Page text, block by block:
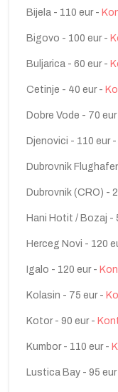
Bijela - 110 eur -
Bigovo - 100 eur -
Buljarica - 60 eur -
Cetinje - 40 eur -
Dobre Vode - 70 eur
Djenovici - 110 eur -
Dubrovnik
Dubrovnik (CRO) -
Hani Hotit / Bozaj -
Herceg Novi - 120
Igalo - 120 eur -
Kolasin - 75 eur -
Kotor - 90 eur -
Kumbor - 110 eur -
Lustica Bay - 95 eur